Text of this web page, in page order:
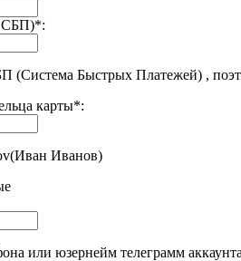
СБП)*:
(Система Быстрых Платежей) ,
карты*:
Иванов)
или юзернейм телеграмм